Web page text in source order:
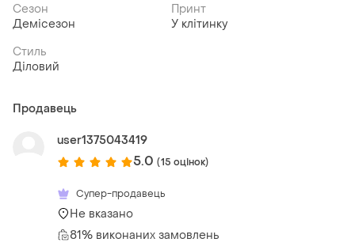
Сезон
Демісезон
Принт
У клітинку
Стиль
Діловий
Продавець
user1375043419
5.0 (15 оцінок)
Супер-продавець
Не вказано
81% виконаних замовлень